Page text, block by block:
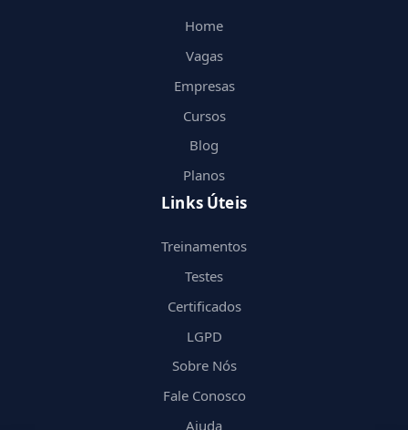
Home
Vagas
Empresas
Cursos
Blog
Planos
Links Úteis
Treinamentos
Testes
Certificados
LGPD
Sobre Nós
Fale Conosco
Ajuda